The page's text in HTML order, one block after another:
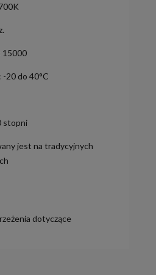
15000
20 do 40°C
stopni
jest na tradycyjnych
dotyczące